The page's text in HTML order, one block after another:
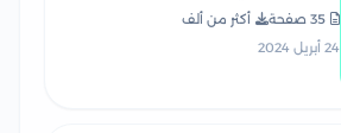
للصف الأول الثانوي الترم
الثاني
35 صفحة
أكثر من ألف
24 أبريل 2024